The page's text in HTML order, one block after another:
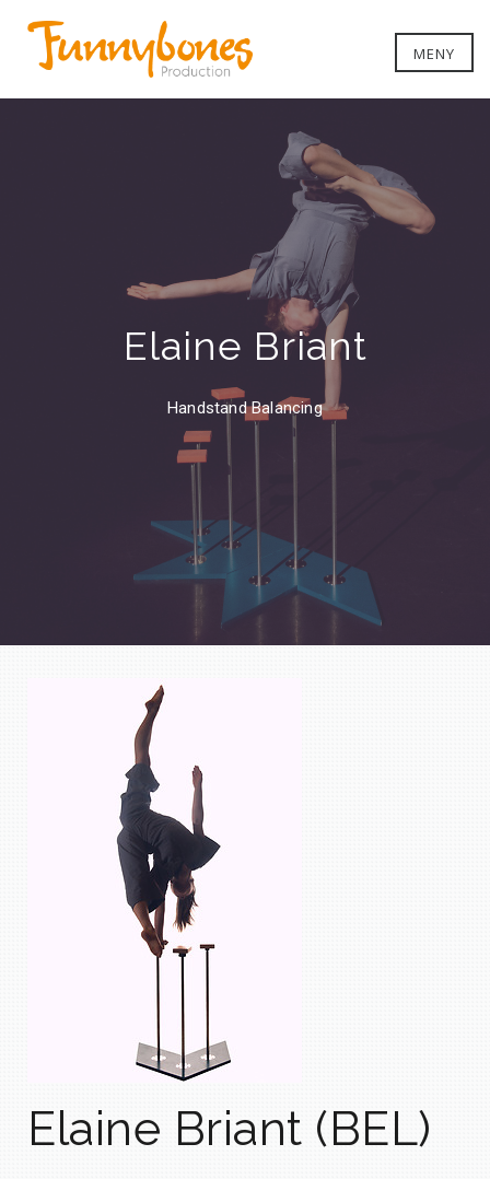
MENY
Elaine Briant
Handstand Balancing
Elaine Briant (BEL)